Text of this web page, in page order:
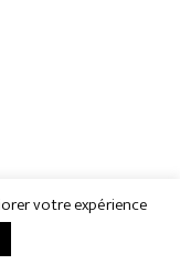
votre expérience